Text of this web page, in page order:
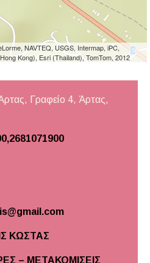
NAVTEQ, USGS, Intermap, iPC,
Kong), Esri (Thailand), TomTom, 2012
Γραφείο 4, Άρτας,
ΚΩΣΤΑΣ
– ΜΕΤΑΚΟΜΙΣΕΙΣ